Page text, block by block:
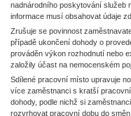
nadnárodního poskytování služeb
informace musí obsahovat údaje
Zrušuje se povinnost
případě ukončení dohody o
prováděn výkon rozhodnutí nebo
založily účast na nemocenském
Sdílené pracovní místo upravuje
více zaměstnanci s kratší
dohody, podle nichž si
rozvrhovat pracovní dobu do